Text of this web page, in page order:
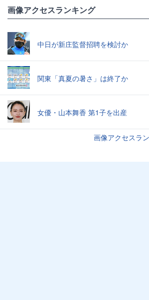
画像アクセスランキング
中日が新庄監督招聘を検討か
関東「真夏の暑さ」は終了か
女優・山本舞香 第1子を出産
画像アクセスラ